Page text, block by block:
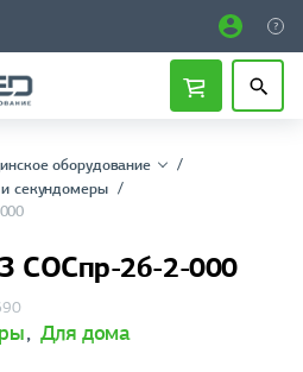
оборудование
секундомеры
СОСпр-2б-2-000
, Для дома